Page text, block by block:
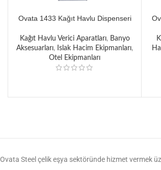
Ovata 1433 Kağıt Havlu Dispenseri
Kağıt Havlu Verici Aparatları, Banyo
Aksesuarları, Islak Hacim Ekipmanları,
Otel Ekipmanları
Ovata Steel çelik eşya sektöründe hizmet vermek